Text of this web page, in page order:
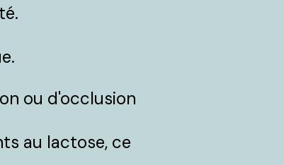
ou d'occlusion
au lactose, ce